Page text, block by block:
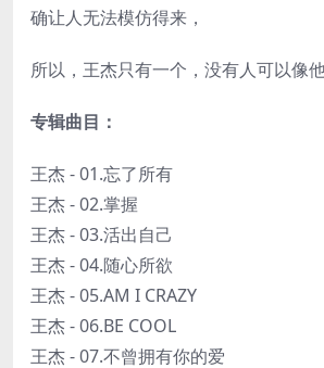
确让人无法模仿得来，
所以，王杰只有一个，没有人可以像他
专辑曲目：
王杰 - 01.忘了所有
王杰 - 02.掌握
王杰 - 03.活出自己
王杰 - 04.随心所欲
王杰 - 05.AM I CRAZY
王杰 - 06.BE COOL
王杰 - 07.不曾拥有你的爱